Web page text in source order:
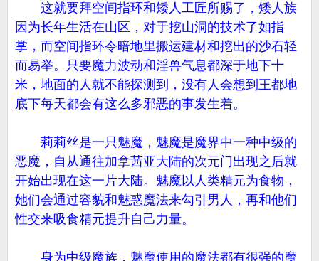
这就要拜空间指环和矮人工匠所赐了，矮人族
因为长年生活在山区，对于挖山洞的技术了如指
掌，而空间指环令暗地里搬运建材和挖出的沙石轻
而易举。只要魔力波动和淫兽气息都深于地下十
米，地面的人就不能探测到，没有人会想到王都地
底下每天都会有这么多邪恶的事发生着。
莉莉丝是一只魅魔，魅魔是魔界中一种中级的
恶魔，自从通往加拿茜亚大陆的次元门出现之后就
开始出现在这一片大陆。魅魔以人类精元为食物，
她们会通过容貌和魅惑魔法来勾引男人，再和他们
性交来吸食精元提升自己力量。
身为中级魔族，魅魔使用的魔法都有很强的魔